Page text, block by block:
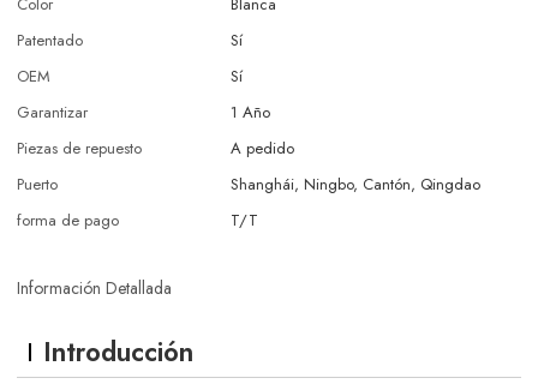
Patentado
Sí
OEM
Sí
Garantizar
1 Año
Piezas de repuesto
A pedido
Puerto
Shanghái, Ningbo, Cantón, Qingdao
forma de pago
T/T
Información Detallada
Introducción